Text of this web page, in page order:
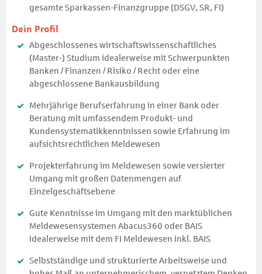
gesamte Sparkassen-Finanzgruppe (DSGV, SR, FI)
Dein Profil
Abgeschlossenes wirtschaftswissenschaftliches
(Master-) Studium idealerweise mit Schwerpunkten
Banken / Finanzen / Risiko / Recht oder eine
abgeschlossene Bankausbildung
Mehrjährige Berufserfahrung in einer Bank oder
Beratung mit umfassendem Produkt- und
Kundensystematikkenntnissen sowie Erfahrung im
aufsichtsrechtlichen Meldewesen
Projekterfahrung im Meldewesen sowie versierter
Umgang mit großen Datenmengen auf
Einzelgeschäftsebene
Gute Kenntnisse im Umgang mit den marktüblichen
Meldewesensystemen Abacus360 oder BAIS
idealerweise mit dem FI Meldewesen inkl. BAIS
Selbstständige und strukturierte Arbeitsweise und